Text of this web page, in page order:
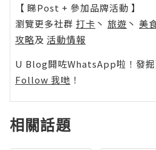
【 睇Post + 參加品牌活動 】
瀏覽更多社群 打卡 丶 旅遊 丶 美
攻略及 活動情報
U Blog開咗WhatsApp啦！發掘
Follow 我哋 ！
相關話題